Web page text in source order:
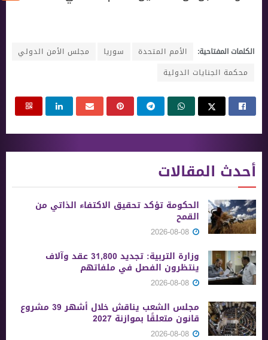
الكلمات المفتاحية: الأمم المتحدة سوريا
مجلس الأمن الدولي
محكمة الجنايات الدولية
أحدث المقالات
الحكومة تؤكد تحقيق الاكتفاء الذاتي من
القمح
وزارة التربية: تجديد 31,800 عقد وآلاف
ينتظرون الفصل في ملفاتهم
مجلس الشعب يناقش خلال أشهر 39 مشروع
قانون متعلقًا بموازنة 2027